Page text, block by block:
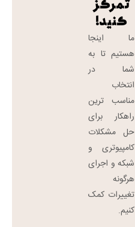
تمرکز
کنید!
ما اینجا
هستیم تا به
شما در
انتخاب
مناسب ترین
راهکار برای
حل مشکلات
کامپیوتری و
شبکه و اجرای
هرگونه
تغییرات کمک
کنیم.